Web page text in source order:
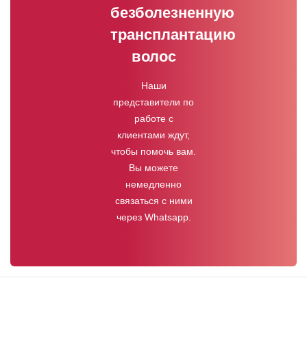
безболезненную
трансплантацию
волос
Наши
представители по
работе с
клиентами ждут,
чтобы помочь вам.
Вы можете
немедленно
связаться с ними
через Whatsapp.